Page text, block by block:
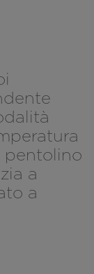
pentolino
a
a